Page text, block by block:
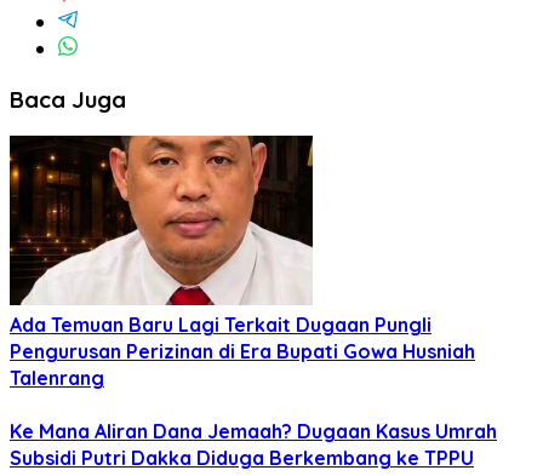
Baca Juga
Ada Temuan Baru Lagi Terkait Dugaan Pungli
Pengurusan Perizinan di Era Bupati Gowa Husniah
Talenrang
Ke Mana Aliran Dana Jemaah? Dugaan Kasus Umrah
Subsidi Putri Dakka Diduga Berkembang ke TPPU